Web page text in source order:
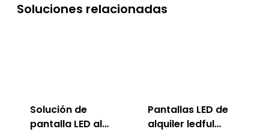
Soluciones relacionadas
Solución de
pantalla LED al
Pantallas LED de
alquiler ledful